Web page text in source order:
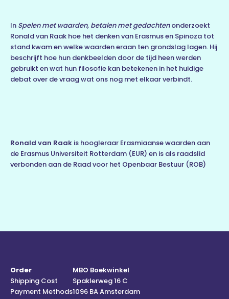
In Spelen met waarden, betalen met gedachtenonderzoekt
Ronald van Raak hoe het denken van Erasmus en Spinoza tot
stand kwam en welke waarden eraan ten grondslag lagen. Hij
beschrijft hoe hun denkbeelden door de tijd heen werden
gebruikt en wat hun filosofie kan betekenen in het huidige
debat over de vraag wat ons nog met elkaar verbindt.
Ronald van Raak is hoogleraar Erasmiaanse waarden aan
de Erasmus Universiteit Rotterdam (EUR) en is als raadslid
verbonden aan de Raad voor het Openbaar Bestuur (ROB)
Order
Shipping Cost
Payment Methods
MBO Boekwinkel
Spaklerweg 16 C
1096 BA Amsterdam